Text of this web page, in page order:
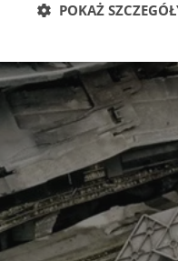
POKAŻ
Niezbędne
Niezbędne pliki cookie
zarządzanie kontem. Bez